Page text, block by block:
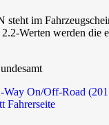
steht im
Werten werden die
Way On/Off-Road
Fahrerseite